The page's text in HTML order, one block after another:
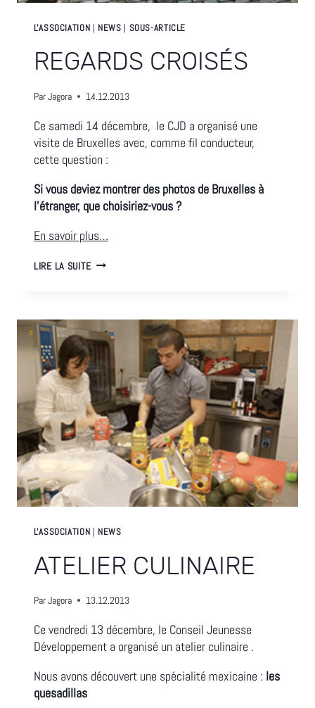
L'ASSOCIATION NEWS SOUS-ARTICLE
REGARDS CROISÉS
ParJagora 14.12.2013
Ce samedi 14 décembre, le CJD a organisé une
visite de Bruxelles avec, comme fil conducteur,
cette question :
Si vous deviez montrer des photos de Bruxelles à
l’étranger, que choisiriez-vous ?
En savoir plus…
LIRE LA SUITEREGARDS
L'ASSOCIATION NEWS
ATELIER CULINAIRE
ParJagora 13.12.2013
Ce vendredi 13 décembre, le Conseil Jeunesse
Développement a organisé un atelier culinaire .
Nous avons découvert une spécialité mexicaine : les
quesadillas